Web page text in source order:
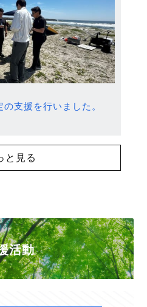
支援を行いました。
と見る
活動